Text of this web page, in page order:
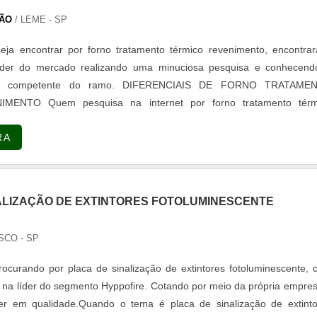
/ LEME - SP
encontrar por forno tratamento térmico revenimento,
do mercado realizando uma minuciosa pesquisa e
competente do ramo. DIFERENCIAIS DE FORNO
Quem pesquisa na internet por forno tratamento
A empresa trabalha com curvamento de tubos e base para
revenimento, deve-se ter a exatidão em orçar com empresas
o comprometimento da empresa com seus clientes.
confiança e serviços de qualidade. Alguns desses motivos
DE EXTINTORES FOTOLUMINESCENTE
- SP
por placa de sinalização de extintores fotoluminescente,
líder do segmento Hyppofire. Cotando por meio da própria
em qualidade.Quando o tema é placa de sinalização de